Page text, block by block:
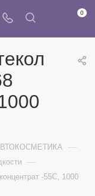
0
—
—
-55С, 1000